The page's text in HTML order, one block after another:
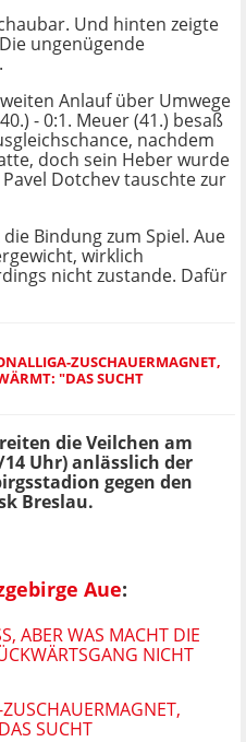
Und hinten zeigte
ungenügende
Anlauf über Umwege
- 0:1. Meuer (41.) besaß
nachdem
doch sein Heber wurde
Dotchev tauschte zur
Bindung zum Spiel. Aue
wirklich
nicht zustande. Dafür
ZUSCHAUERMAGNET,
"DAS SUCHT
die Veilchen am
Uhr) anlässlich der
gegen den
Breslau.
Aue:
ABER WAS MACHT DIE D
NICHT A
SUCHT